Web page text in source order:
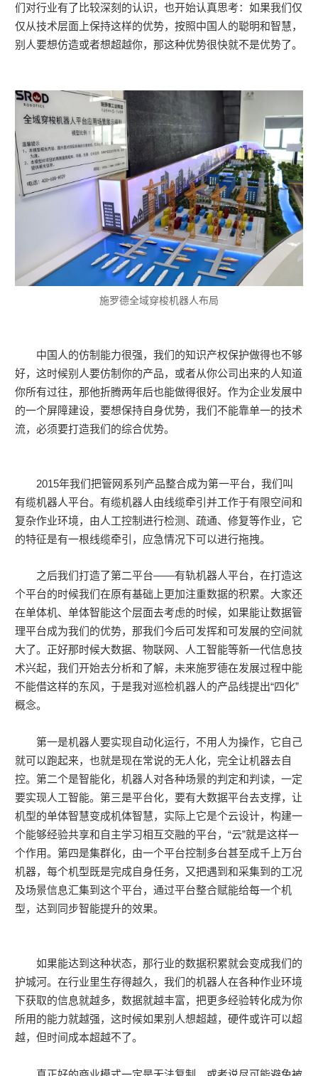
们对行业有了比较深刻的认识，也开始认真思考：如果我们仅
仅从技术层面上保持这样的优势，按照中国人的聪明和智慧，
别人要想仿造或者想超越你，那这种优势很快就不是优势了。
施罗德全域穿梭机器人布局
中国人的仿制能力很强，我们的知识产权保护做得也不够
好，这时候别人要仿制你的产品，或者从你公司出来的人知道
你所有过往，那他折腾两年后也能做得很好。作为企业发展中
的一个屏障建设，要想保持自身优势，我们不能靠单一的技术
流，必须要打造我们的综合优势。
2015年我们把管网系列产品整合成为第一平台，我们叫
有缆机器人平台。有缆机器人由线缆牵引并工作于有限空间和
复杂作业环境，由人工控制进行检测、疏通、修复等作业，它
的特征是有一根线缆牵引，应急情况下可以进行拖拽。
之后我们打造了第二平台——有轨机器人平台，在打造这
个平台的时候我们在原有基础上更加注重数据的积累。大家还
在单体机、单体智能这个层面去考虑的时候，如果能让数据管
理平台成为我们的优势，那我们今后可发挥和可发展的空间就
大了。正好那时候大数据、物联网、人工智能等新一代信息技
术兴起，我们开始去分析和了解，未来施罗德在发展过程中能
不能借这样的东风，于是我对巡检机器人的产品线提出“四化”
概念。
第一是机器人要实现自动化运行，不用人为操作，它自己
就可以跑起来，也就是现在常说的无人化，完全让机器去自
控。第二个是智能化，机器人对各种场景的判定和判读，一定
要实现人工智能。第三是平台化，要有大数据平台去支撑，让
机型的单体智慧变成机体智慧，实际上它是个云设计，构建一
个能够经验共享和自主学习相互交融的平台，“云”就是这样一
个作用。 第四是集群化， 由一个平台控制多台甚至成千上万台
机器，每个机型既是完成自身任务，又把遇到和采集到的工况
及场景信息汇集到这个平台，通过平台整合赋能给每一个机
型，达到同步智能提升的效果。
如果能达到这种状态，那行业的数据积累就会变成我们的
护城河。在行业里生存得越久，我们的机器人在各种作业环境
下获取的信息就越多，数据就越丰富，把更多经验转化成为你
所用的能力就越强，这时候如果别人想超越，硬件或许可以超
越，但时间成本超越不了。